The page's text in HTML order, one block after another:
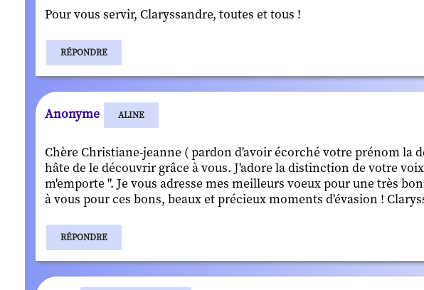
Pour vous servir, Claryssandre, toutes et tous !
RÉPONDRE
Anonyme ALINE
Chère Christiane-jeanne ( pardon d'avoir écorché votre prénom la
hâte de le découvrir grâce à vous. J'adore la distinction de votre
m'emporte ". Je vous adresse mes meilleurs voeux pour une très
à vous pour ces bons, beaux et précieux moments d'évasion !
RÉPONDRE